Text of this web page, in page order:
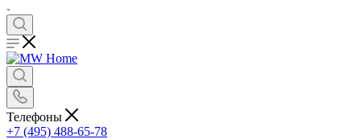
Телефоны
+7 (495) 488-65-78